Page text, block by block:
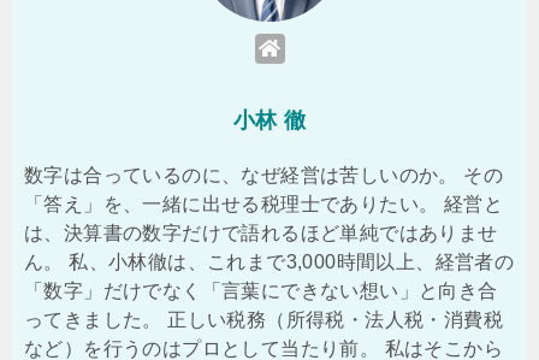
小林 徹
数字は合っているのに、なぜ経営は苦しいのか。 その
「答え」を、一緒に出せる税理士でありたい。 経営と
は、決算書の数字だけで語れるほど単純ではありませ
ん。 私、小林徹は、これまで3,000時間以上、経営者の
「数字」だけでなく「言葉にできない想い」と向き合
ってきました。 正しい税務（所得税・法人税・消費税
など）を行うのはプロとして当たり前。 私はそこから